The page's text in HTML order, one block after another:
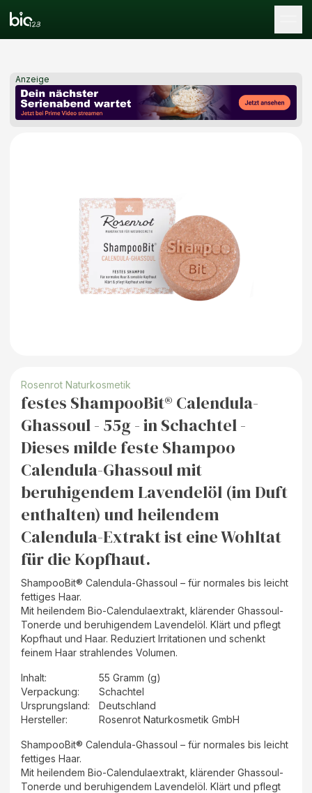
Anzeige
Rosenrot Naturkosmetik
festes ShampooBit® Calendula-
Ghassoul - 55g - in Schachtel -
Dieses milde feste Shampoo
Calendula-Ghassoul mit
beruhigendem Lavendelöl (im Duft
enthalten) und heilendem
Calendula-Extrakt ist eine Wohltat
für die Kopfhaut.
ShampooBit® Calendula-Ghassoul – für normales bis leicht
fettiges Haar.
Mit heilendem Bio-Calendulaextrakt, klärender Ghassoul-
Tonerde und beruhigendem Lavendelöl. Klärt und pflegt
Kopfhaut und Haar. Reduziert Irritationen und schenkt
feinem Haar strahlendes Volumen.
Inhalt:
55 Gramm (g)
Verpackung:
Schachtel
Ursprungsland:
Deutschland
Hersteller: Rosenrot Naturkosmetik GmbH
ShampooBit® Calendula-Ghassoul – für normales bis leicht
fettiges Haar.
Mit heilendem Bio-Calendulaextrakt, klärender Ghassoul-
Tonerde und beruhigendem Lavendelöl. Klärt und pflegt